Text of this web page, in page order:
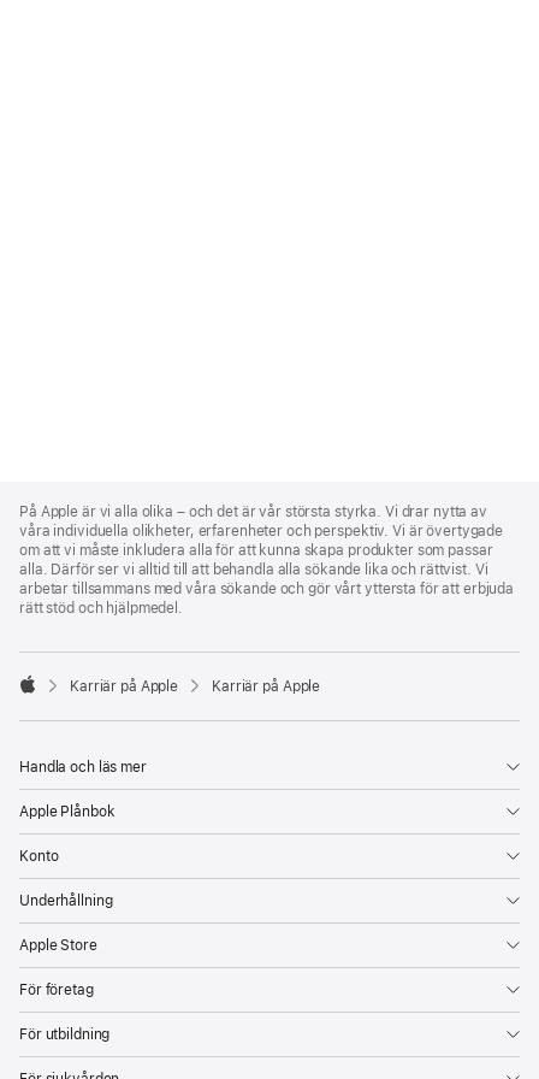
Footer
På Apple är vi alla olika – och det är vår största styrka. Vi drar nytta av
våra individuella olikheter, erfarenheter och perspektiv. Vi är övertygade
om att vi måste inkludera alla för att kunna skapa produkter som passar
alla. Därför ser vi alltid till att behandla alla sökande lika och rättvist. Vi
arbetar tillsammans med våra sökande och gör vårt yttersta för att erbjuda
rätt stöd och hjälpmedel.

Karriär på Apple Karriär på Apple
Handla och läs mer
Apple Plånbok
Konto
Underhållning
Apple Store
För företag
För utbildning